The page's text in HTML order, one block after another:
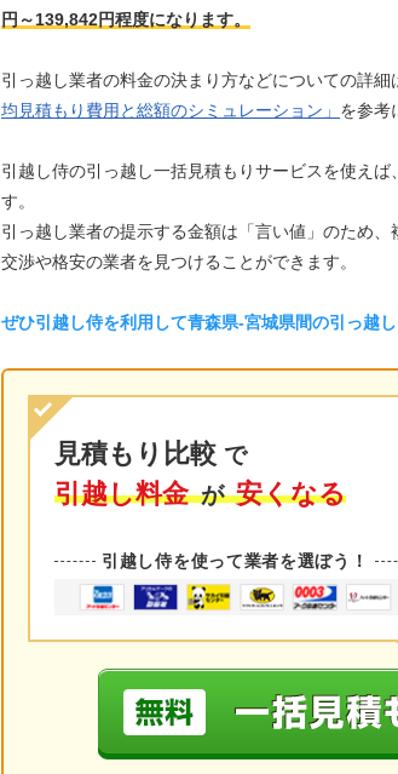
円～139,842円程度になります。
引っ越し業者の料金の決まり方などについての詳細
均見積もり費用と総額のシミュレーション」 を参考
引越し侍の引っ越し一括見積もりサービスを使え
す。
引っ越し業者の提示する金額は「言い値」のため
交渉や格安の業者を見つけることができます。
ぜひ引越し侍を利用して青森県-宮城県間の引っ越
見積もり比較 で
引越し料金 が 安くなる
引越し侍を使って業者を選ぼう！